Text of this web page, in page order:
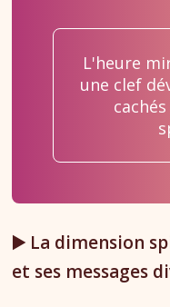
L'heure
une clef
▶️ La dimension
et ses messages